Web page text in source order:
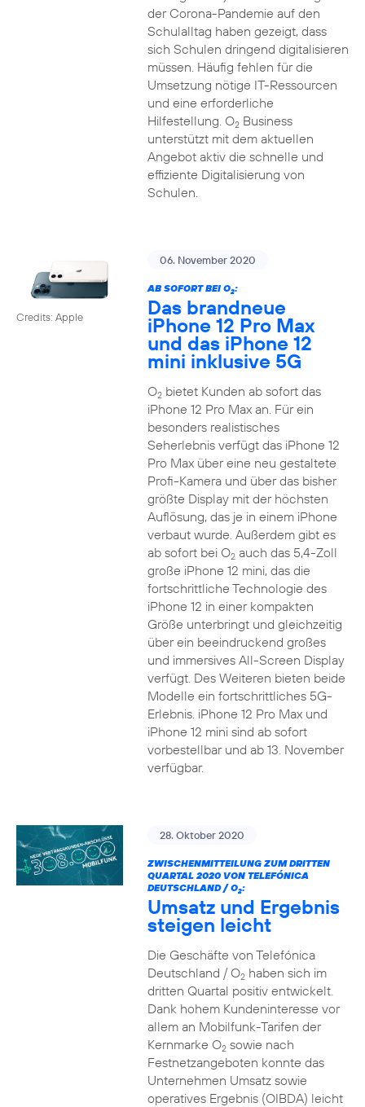
der Corona-Pandemie auf den
Schulalltag haben gezeigt, dass
sich Schulen dringend digitalisieren
müssen. Häufig fehlen für die
Umsetzung nötige IT-Ressourcen
und eine erforderliche
Hilfestellung. O2Business
unterstützt mit dem aktuellen
Angebot aktiv die schnelle und
effiziente Digitalisierung von
Schulen.
Credits: Apple
06. November 2020
AB SOFORT BEI O2:
Das brandneue
iPhone 12 Pro Max
und das iPhone 12
mini inklusive 5G
O2bietet Kunden ab sofort das
iPhone 12 Pro Max an. Für ein
besonders realistisches
Seherlebnis verfügt das iPhone 12
Pro Max über eine neu gestaltete
Profi-Kamera und über das bisher
größte Display mit der höchsten
Auflösung, das je in einem iPhone
verbaut wurde. Außerdem gibt es
ab sofort bei O2auch das 5,4-Zoll
große iPhone 12 mini, das die
fortschrittliche Technologie des
iPhone 12 in einer kompakten
Größe unterbringt und gleichzeitig
über ein beeindruckend großes
und immersives All-Screen Display
verfügt. Des Weiteren bieten beide
Modelle ein fortschrittliches 5G-
Erlebnis. iPhone 12 Pro Max und
iPhone 12 mini sind ab sofort
vorbestellbar und ab 13. November
verfügbar.
28. Oktober 2020
ZWISCHENMITTEILUNG ZUM DRITTEN
QUARTAL 2020 VON TELEFÓNICA
DEUTSCHLAND / O2:
Umsatz und Ergebnis
steigen leicht
Die Geschäfte von Telefónica
Deutschland / O2haben sich im
dritten Quartal positiv entwickelt.
Dank hohem Kundeninteresse vor
allem an Mobilfunk-Tarifen der
Kernmarke O2sowie nach
Festnetzangeboten konnte das
Unternehmen Umsatz sowie
operatives Ergebnis (OIBDA) leicht